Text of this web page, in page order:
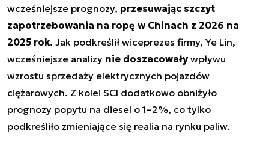
wcześniejsze prognozy, przesuwając szczyt
zapotrzebowania na ropę w Chinach z 2026 na
2025 rok. Jak podkreślił wiceprezes firmy, Ye Lin,
wcześniejsze analizy nie doszacowaływpływu
wzrostu sprzedaży elektrycznych pojazdów
ciężarowych. Z kolei SCI dodatkowo obniżyło
prognozy popytu na diesel o 1–2%, co tylko
podkreśliło zmieniające się realia na rynku paliw.